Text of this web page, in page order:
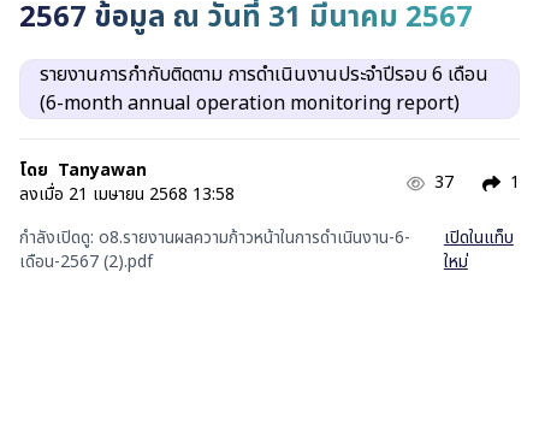
2567 ข้อมูล ณ วันที่ 31 มีนาคม 2567
รายงานการกำกับติดตาม การดำเนินงานประจำปีรอบ 6 เดือน
(6-month annual operation monitoring report)
โดย Tanyawan
ลงเมื่อ 21 เมษายน 2568 13:58 37 1
กำลังเปิดดู: o8.รายงานผลความก้าวหน้าในการดำเนินงาน-6-
เดือน-2567 (2).pdf
เปิดในแท็บ
ใหม่